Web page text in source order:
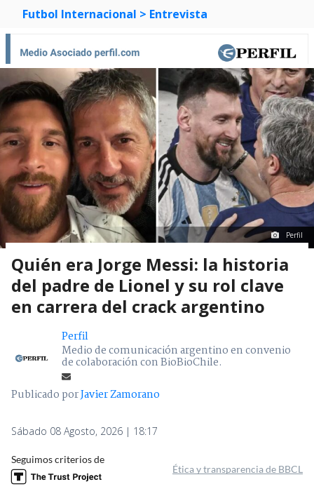
Futbol Internacional > Entrevista
Perfil
Quién era Jorge Messi: la historia
del padre de Lionel y su rol clave
en carrera del crack argentino
Perfil
Medio de comunicación argentino en convenio
de colaboración con BioBioChile.
Publicado porJavier Zamorano
Sábado 08 Agosto, 2026 | 18:17
Seguimos criterios de
Ética y transparencia de BBCL